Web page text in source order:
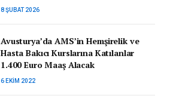
8 ŞUBAT 2026
Avusturya’da AMS’in Hemşirelik ve
Hasta Bakıcı Kurslarına Katılanlar
1.400 Euro Maaş Alacak
6 EKIM 2022